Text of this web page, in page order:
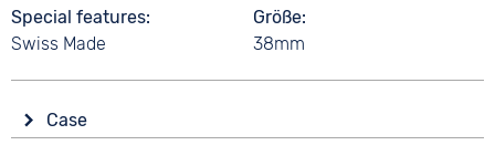
Special features
Swiss Made
Größe
38mm
Case